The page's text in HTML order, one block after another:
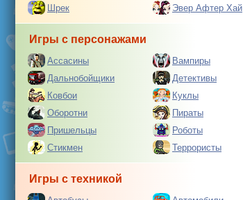
Шрек
Эвер Афтер Хай
Игры с персонажами
Ассасины Вампиры
Дальнобойщики
Детективы
Ковбои
Куклы
Оборотни
Пираты
Пришельцы
Роботы
Стикмен
Террористы
Игры с техникой